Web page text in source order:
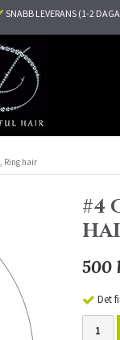
SNABB LEVERANS (1-2
Ring hair
#4
500
Det